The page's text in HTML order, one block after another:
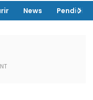
News